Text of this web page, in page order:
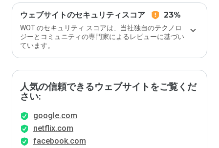
ウェブサイトのセキュリティスコア 23%
WOT のセキュリティ スコアは、当社独自のテクノロ
ジーとコミュニティの専門家によるレビューに基づい
ています。
人気の信頼できるウェブサイトをご覧くだ
さい:
google.com
netflix.com
facebook.com
価し
ます
か？